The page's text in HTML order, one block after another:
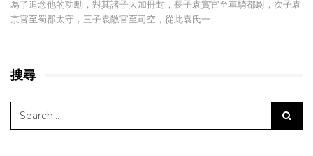
為了追念他的功勳，對其諸子大加冊封，長子袁賞官至車騎都尉，次子袁
京官至蜀郡太守，三子袁敞官至司空，從此袁氏一…
搜尋